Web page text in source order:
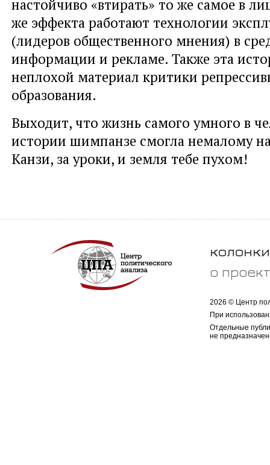
настойчиво «втирать» то же самое в
же эффекта работают технологии
(лидеров общественного мнения) в
информации и рекламе. Также эта
неплохой материал критики
образования.
Выходит, что жизнь самого умного в
истории шимпанзе смогла немалому
Канзи, за уроки, и земля тебе пухом!
колонки
о
2026 © Центр
При
Отдельные
не